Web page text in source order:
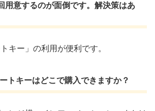
用意するのが面倒です。解決策はあ
キー」の利用が便利です。​
トキーはどこで購入できますか？